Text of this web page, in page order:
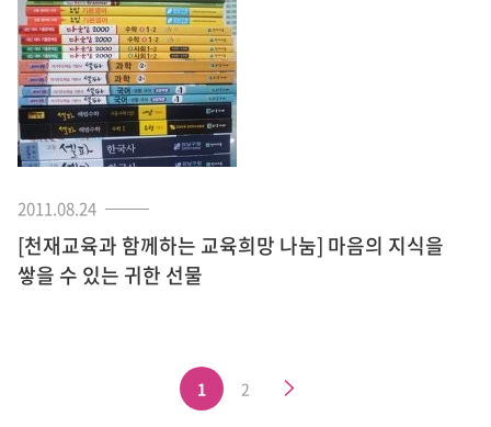
2011.08.24
[천재교육과 함께하는 교육희망 나눔] 마음의 지식을
쌓을 수 있는 귀한 선물
1 2 다음